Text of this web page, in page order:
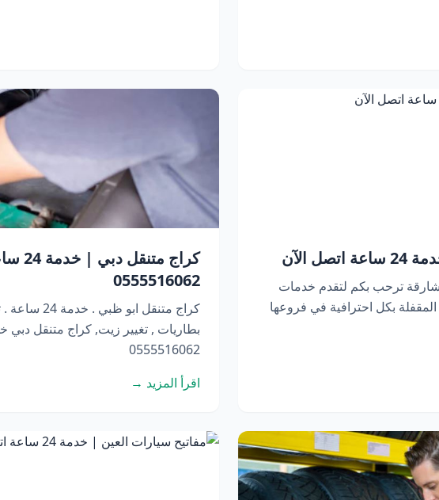
الآن
ترحب بكم لتقدم خدمات
بكل احترافية في فروعها
كراج
0555516062
كراج متنقل
بطاريات , تغيير زيت, كراج متنقل دبي خدمة 24
0555516062
اقرأ المزيد →